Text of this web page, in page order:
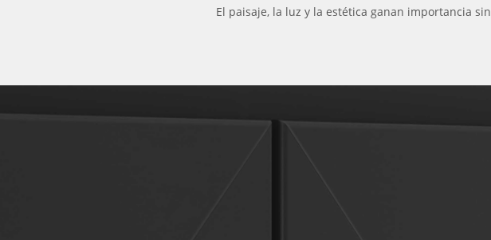
El paisaje, la luz y la estética ganan importancia